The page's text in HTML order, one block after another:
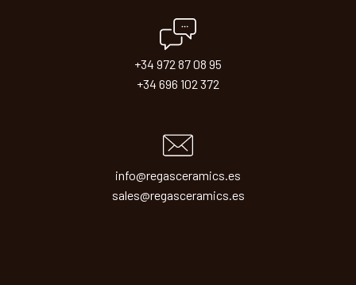
+34 972 87 08 95
+34 696 102 372
info@regasceramics.es
sales@regasceramics.es